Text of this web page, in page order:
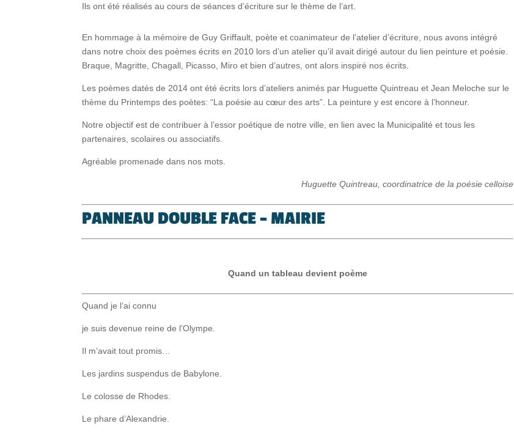
Ils ont été réalisés au cours de séances d’écriture sur le thème de l’art.
En hommage à la mémoire de Guy Griffault, poète et coanimateur de l’atelier d’écriture, nous avons intégré
dans notre choix des poèmes écrits en 2010 lors d’un atelier qu’il avait dirigé autour du lien peinture et poésie.
Braque, Magritte, Chagall, Picasso, Miro et bien d’autres, ont alors inspiré nos écrits.
Les poèmes datés de 2014 ont été écrits lors d’ateliers animés par Huguette Quintreau et Jean Meloche sur le
thème du Printemps des poètes: “La poésie au cœur des arts”. La peinture y est encore à l’honneur.
Notre objectif est de contribuer à l’essor poétique de notre ville, en lien avec la Municipalité et tous les
partenaires, scolaires ou associatifs.
Agréable promenade dans nos mots.
Huguette Quintreau, coordinatrice de la poésie celloise
PANNEAU DOUBLE FACE – MAIRIE
Quand un tableau devient poème
Quand je l’ai connu
je suis devenue reine de l’Olympe.
Il m’avait tout promis…
Les jardins suspendus de Babylone.
Le colosse de Rhodes.
Le phare d’Alexandrie.